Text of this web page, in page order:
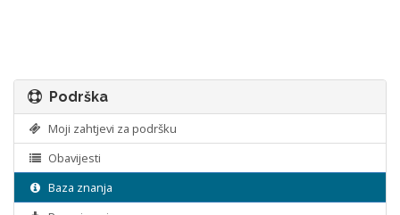
Podrška
Moji zahtjevi za podršku
Obavijesti
Baza znanja